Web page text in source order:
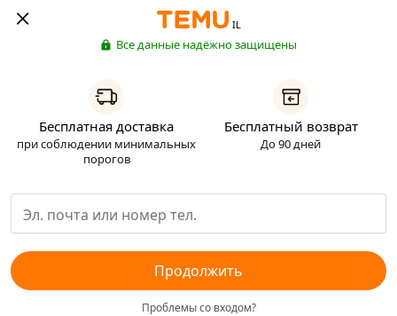
IL
Все данные надёжно защищены
Бесплатная доставка
при соблюдении минимальных
порогов
Бесплатный возврат
До 90 дней
Продолжить
Проблемы со входом?